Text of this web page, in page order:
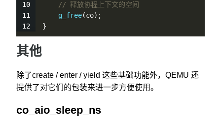
// 释放协程上下文的空间
g_free(co);
}
其他
除了create / enter / yield 这些基础功能外，QEMU 还
提供了对它们的包装来进一步方便使用。
co_aio_sleep_ns